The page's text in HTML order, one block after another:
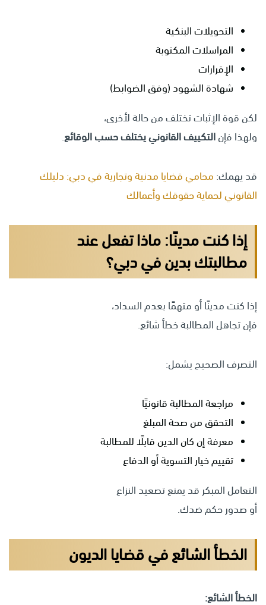
التحويلات البنكية
المراسلات المكتوبة
الإقرارات
شهادة الشهود (وفق الضوابط)
لكن قوة الإثبات تختلف من حالة لأخرى،
ولهذا فإنالتكييف القانوني يختلف حسب الوقائع.
قد يهمك: محامي قضايا مدنية وتجارية في دبي: دليلك
القانوني لحماية حقوقك وأعمالك
إذا كنت مدينًا: ماذا تفعل عند
مطالبتك بدين في دبي؟
إذا كنت مدينًا أو متهمًا بعدم السداد،
فإن تجاهل المطالبة خطأ شائع.
التصرف الصحيح يشمل:
مراجعة المطالبة قانونيًا
التحقق من صحة المبلغ
معرفة إن كان الدين قابلًا للمطالبة
تقييم خيار التسوية أو الدفاع
التعامل المبكر قد يمنع تصعيد النزاع
أو صدور حكم ضدك.
الخطأ الشائع في قضايا الديون
الخطأ الشائع: